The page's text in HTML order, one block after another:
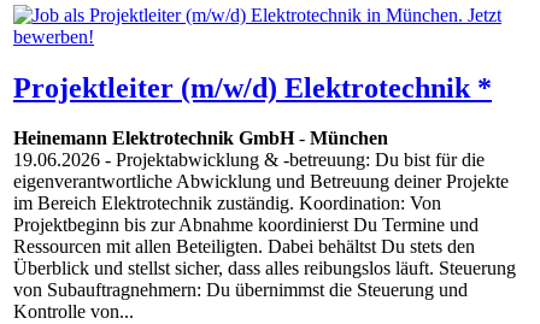
Projektleiter (m/w/d) Elektrotechnik *
Heinemann Elektrotechnik GmbH- München
19.06.2026 - Projektabwicklung & -betreuung: Du bist für die
eigenverantwortliche Abwicklung und Betreuung deiner Projekte
im Bereich Elektrotechnik zuständig. Koordination: Von
Projektbeginn bis zur Abnahme koordinierst Du Termine und
Ressourcen mit allen Beteiligten. Dabei behältst Du stets den
Überblick und stellst sicher, dass alles reibungslos läuft. Steuerung
von Subauftragnehmern: Du übernimmst die Steuerung und
Kontrolle von...